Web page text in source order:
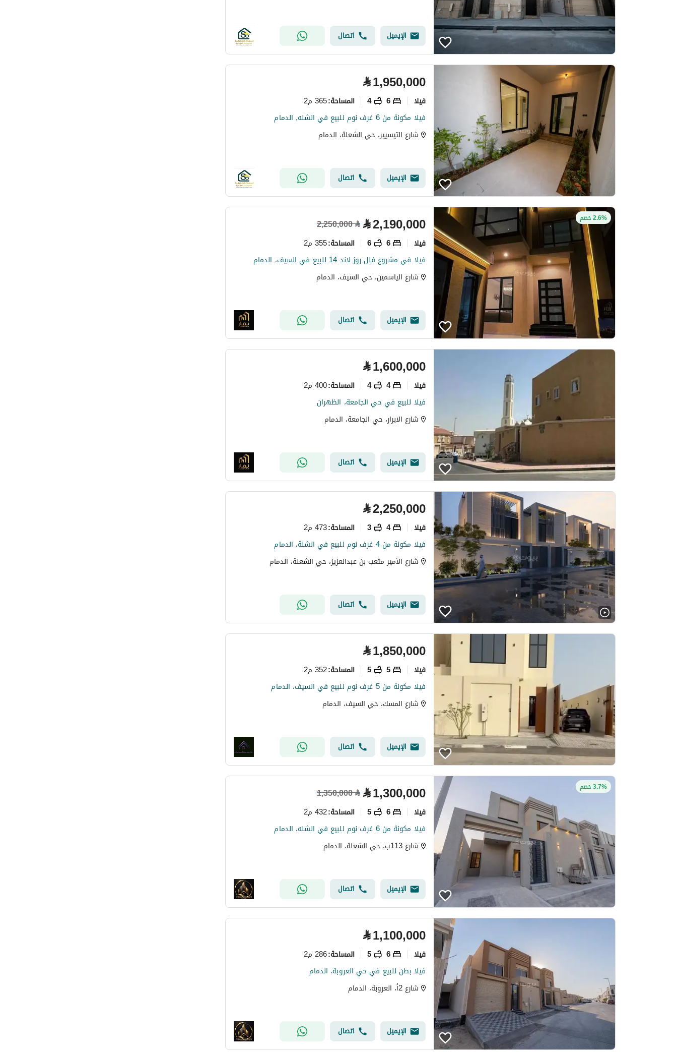
الإيميل اتصال
⃁1,950,000
فیلا 6
4 المساحة:365 م2
فيلا مكونة من 6 غرف نوم للبيع في الشله, الدمام
شارع التيسيير، حي الشعلة، الدمام
الإيميل اتصال
2.6% خصم ⃁2,190,000
⃁
2,250,000
فیلا 6
6 المساحة:355 م2
فيلا في مشروع فلل روز لاند 14 للبيع في السيف، الدمام
شارع الياسمين، حي السيف، الدمام
الإيميل اتصال
⃁1,600,000
فیلا 4
4 المساحة:400 م2
فيلا للبيع في حي الجامعة، الظهران
شارع الابرار، حي الجامعة، الدمام
الإيميل اتصال
⃁2,250,000
فیلا 4
3 المساحة:473 م2
فيلا مكونة من 4 غرف نوم للبيع في الشلة، الدمام
شارع الأمير متعب بن عبدالعزيز، حي الشعلة، الدمام
الإيميل اتصال
⃁1,850,000
فیلا 5
5 المساحة:352 م2
فيلا مكونة من 5 غرف نوم للبيع في السيف، الدمام
شارع المسك، حي السيف، الدمام
الإيميل اتصال
3.7% خصم ⃁1,300,000
⃁
1,350,000
فیلا 6
5 المساحة:432 م2
فيلا مكونة من 6 غرف نوم للبيع في الشله، الدمام
شارع 113ب، حي الشعلة، الدمام
الإيميل اتصال
⃁1,100,000
فیلا 6
5 المساحة:286 م2
فيلا بطن للبيع في حي العروبة، الدمام
شارع 2أ، العروبة، الدمام
الإيميل اتصال